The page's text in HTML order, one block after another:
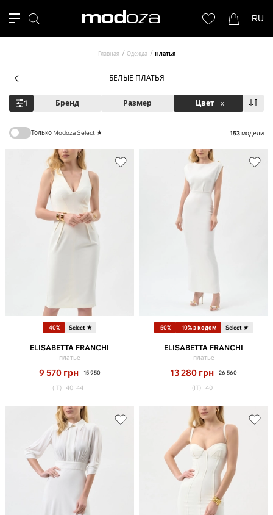
RU
Главная Одежда Платья
БЕЛЫЕ ПЛАТЬЯ
1 Бренд Размер Цвет x
Только Modoza Select ★ 153модели
-40% Select ★
ELISABETTA FRANCHI
платье
9 570 грн 15 950
(IT) 40 44
-50% -10% з кодом Select ★
ELISABETTA FRANCHI
платье
13 280 грн 26 560
(IT) 40